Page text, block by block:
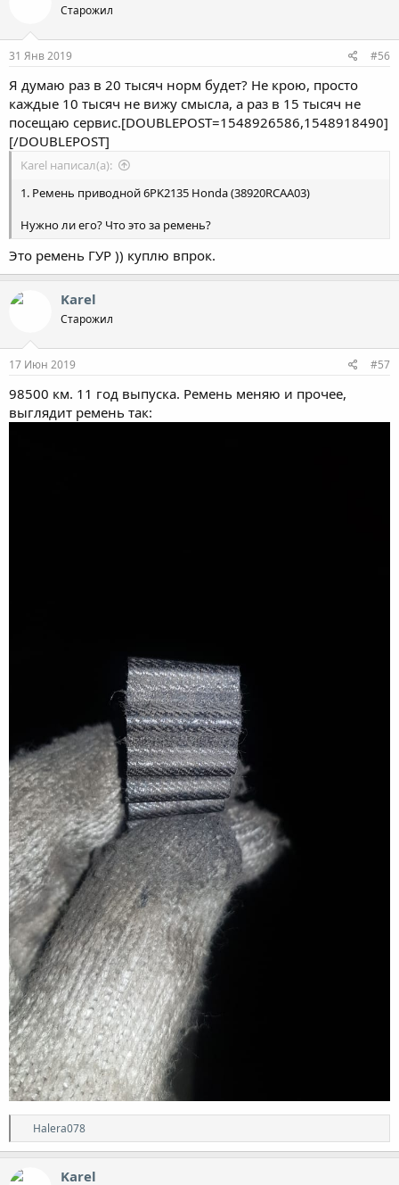
Старожил
31 Янв 2019 #56
Я думаю раз в 20 тысяч норм будет? Не крою, просто
каждые 10 тысяч не вижу смысла, а раз в 15 тысяч не
посещаю сервис.[DOUBLEPOST=1548926586,1548918490]
[/DOUBLEPOST]
Karel написал(а):
1. Ремень приводной 6PK2135 Honda (38920RCAA03)
Нужно ли его? Что это за ремень?
Это ремень ГУР )) куплю впрок.
Karel
Старожил
17 Июн 2019 #57
98500 км. 11 год выпуска. Ремень меняю и прочее,
выглядит ремень так:
Р
е
а
Halera078
Karel